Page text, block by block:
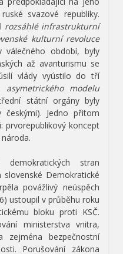
svazové republiky.
rozsáhlé infrastrukturní
kulturní revoluce
válečného období, byly
až avanturismu se
vlády vyústilo do tří
asymetrického modelu
státní orgány byly
Jedno přitom
koncept
demokratických stran
Demokratické
povážlivý neúspěch
ustoupil v průběhu roku
bloku proti KSČ.
ministerstva vnitra,
zejména bezpečnostní
Porušování zákona